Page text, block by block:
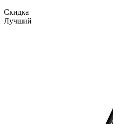
Скидка
Лучший